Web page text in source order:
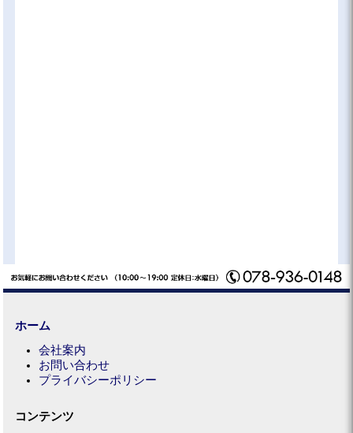
ホーム
会社案内
お問い合わせ
プライバシーポリシー
コンテンツ